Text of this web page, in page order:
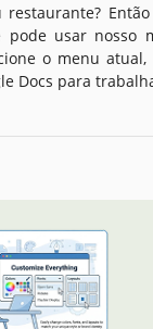
usar nosso
o menu
Docs para